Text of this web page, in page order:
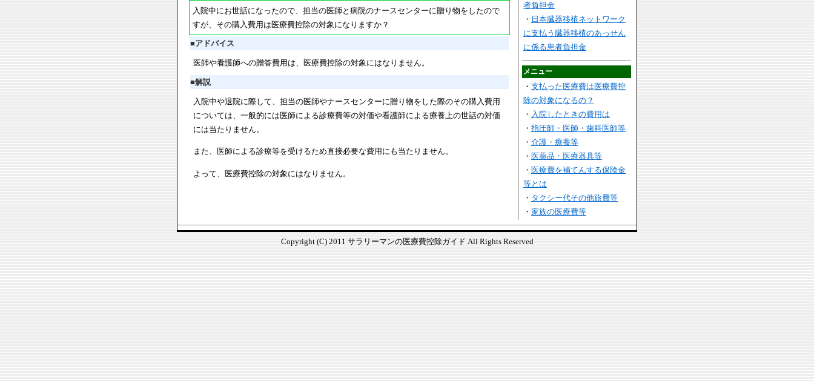
入院中にお世話になったので、担当の医師と病院のナースセンターに贈り物をしたので
すが、その購入費用は医療費控除の対象になりますか？
■アドバイス
医師や看護師への贈答費用は、医療費控除の対象にはなりません。
■解説
入院中や退院に際して、担当の医師やナースセンターに贈り物をした際のその購入費用
については、一般的には医師による診療費等の対価や看護師による療養上の世話の対価
には当たりません。
また、医師による診療等を受けるため直接必要な費用にも当たりません。
よって、医療費控除の対象にはなりません。
者負担金
・ 日本臓器移植ネットワーク
に支払う臓器移植のあっせん
に係る患者負担金
メニュー
・ 支払った医療費は医療費控
除の対象になるの？
・ 入院したときの費用は
・ 指圧師・医師・歯科医師等
・ 介護・療養等
・ 医薬品・医療器具等
・ 医療費を補てんする保険金
等とは
・ タクシー代その他旅費等
・ 家族の医療費等
Copyright (C) 2011 サラリーマンの医療費控除ガイド All Rights Reserved